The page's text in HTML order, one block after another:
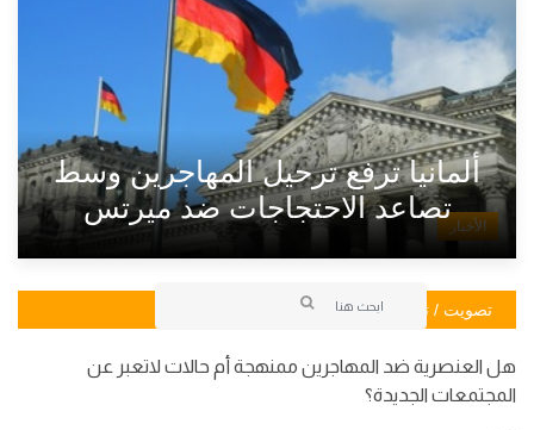
الأخبار
ألمانيا ترفع ترحيل المهاجرين وسط
تصاعد الاحتجاجات ضد ميرتس
تصويت / تصويت
هل العنصرية ضد المهاجرين ممنهجة أم حالات لاتعبر عن
المجتمعات الجديدة؟